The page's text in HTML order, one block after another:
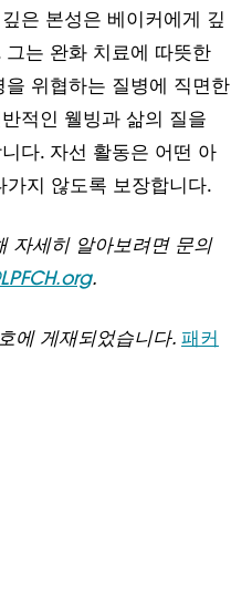
은 본성은 베이커에게 깊
는 완화 치료에 따뜻한
위협하는 질병에 직면한
적인 웰빙과 삶의 질을
다. 자선 활동은 어떤 아
지 않도록 보장합니다.
자세히 알아보려면 문의
.
에 게재되었습니다. 패커